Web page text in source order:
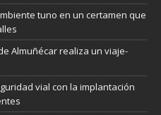
tuno en un certamen que
Almuñécar realiza un viaje-
vial con la implantación